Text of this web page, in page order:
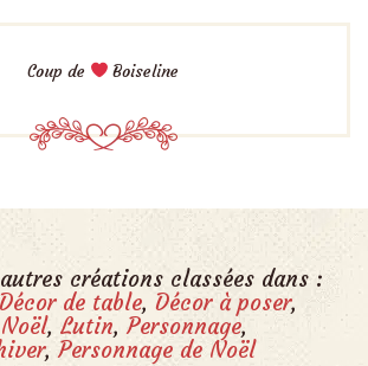
Coup de Boiseline
créations classées dans :
Décor de table, Décor à poser,
, Lutin,Personnage,
,Personnage de Noël